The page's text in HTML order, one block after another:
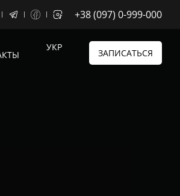
+38 (097) 0-999-000
УКР
ЗАПИСАТЬСЯ